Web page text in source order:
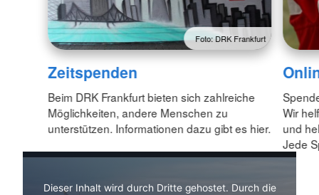
Foto: DRK Frankfurt
Zeitspenden
Beim DRK Frankfurt bieten sich zahlreiche
Möglichkeiten, andere Menschen zu
unterstützen. Informationen dazu gibt es hier.
Wir
und
Jede
Dieser Inhalt wird durch Dritte gehostet. Durch die